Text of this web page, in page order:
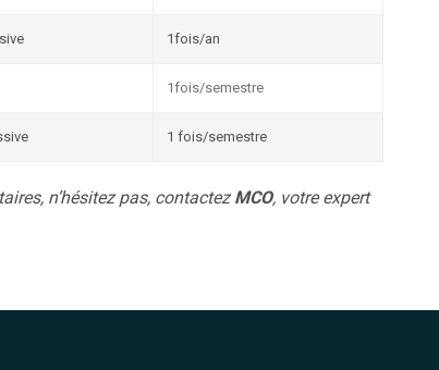
1fois/an
1fois/semestre
1 fois/semestre
n’hésitez pas, contactez MCO, votre expert